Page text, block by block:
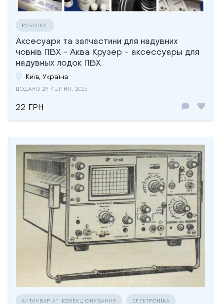
РИБАЛКА
Аксесуари та запчастини для надувних
човнів ПВХ - Аква Крузер - аксессуары для
надувных лодок ПВХ
Київ, Україна
ДОДАНО 29 КВІТНЯ, 2026
22 ГРН
АНТИКВАРІАТ, КОЛЕКЦІОНУВАННЯ ЕЛЕКТРОНІКА